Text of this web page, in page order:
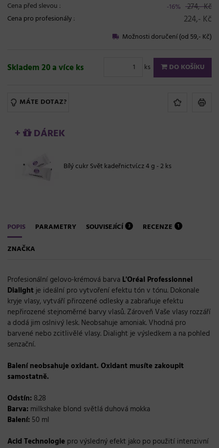
Cena před slevou : -16% 274,- Kč
Cena pro profesionály: 224,- Kč
Možnosti doručení (od 59,- Kč)
Skladem 20 a více ks ks DO KOŠÍKU
MÁTE DOTAZ?
+ DÁREK
Bílý cukr Svět kadeřnictví.cz 4 g - 2 ks
POPIS PARAMETRY SOUVISEJÍCÍ 3 RECENZE 1
ZNAČKA
Profesionální gelovo-krémová barva L'Oréal Professionnel
Dialightje ideální pro vytvoření efektu tón v tónu. Dokonale
kryje vlasy, vytváří přirozené odlesky a zabraňuje efektu
nepřirozené stejnoměrné barvy vlasů. Zároveň Vaše vlasy rozzáří
a dodá jim oslnivý lesk. Neobsahuje amoniak. Vhodná pro
barvené nebo zcitlivělé vlasy. Dialight je výsledkem a na pohled
senzační.
Balení neobsahuje oxidant. Oxidant musíte zakoupit
samostatně.
Odstín: 8.28
Barva: milkshake blond světlá duhová mokka
Balení: 50 ml
Acid Technologie pro výsledný efekt jako po použití intenzivní